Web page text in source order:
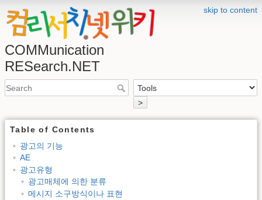
skip to content
COMMunication
RESearch.NET
>
Table of Contents
광고의 기능
AE
광고유형
광고매체에 의한 분류
메시지 소구방식이나 표현